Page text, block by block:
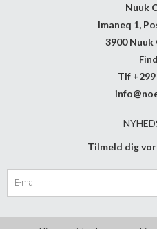
Nuuk
Imaneq 1,
3900 Nuuk
Tlf
Tilmeld dig